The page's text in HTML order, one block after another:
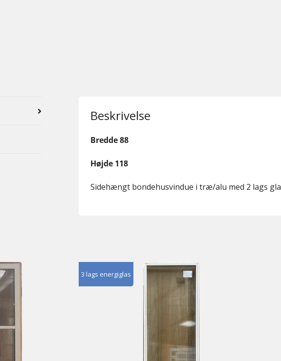
Beskrivelse
Bredde 88
Højde 118
Sidehængt bondehusvindue i træ/alu med 2 lags
3 lags energiglas